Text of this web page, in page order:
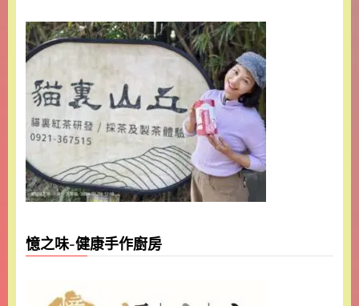
憶之味-健康手作廚房